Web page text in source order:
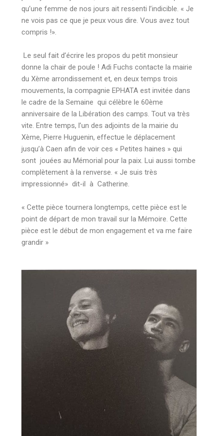
qu’une femme de nos jours ait ressenti l’indicible. « Je
ne vois pas ce que je peux vous dire. Vous avez tout
compris !».
Le seul fait d’écrire les propos du petit monsieur
donne la chair de poule ! Adi Fuchs contacte la mairie
du Xème arrondissement et, en deux temps trois
mouvements, la compagnie EPHATA est invitée dans
le cadre de la Semaine qui célèbre le 60ème
anniversaire de la Libération des camps. Tout va très
vite. Entre temps, l’un des adjoints de la mairie du
Xème, Pierre Huguenin, effectue le déplacement
jusqu’à Caen afin de voir ces « Petites haines » qui
sont jouées au Mémorial pour la paix. Lui aussi tombe
complètement à la renverse. « Je suis très
impressionné» dit-il à Catherine.
« Cette pièce tournera longtemps, cette pièce est le
point de départ de mon travail sur la Mémoire. Cette
pièce est le début de mon engagement et va me faire
grandir »